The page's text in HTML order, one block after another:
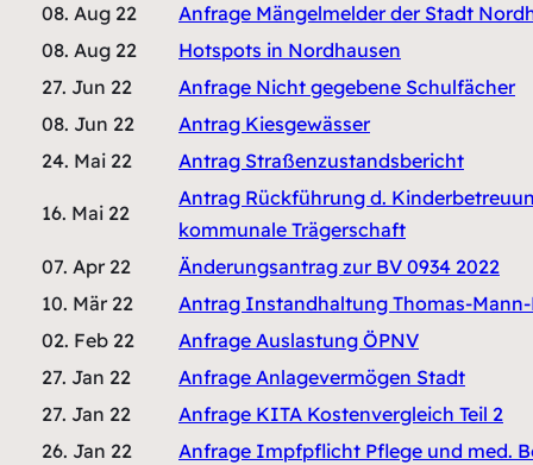
08. Aug 22
Anfrage Mängelmelder der Stadt
08. Aug 22
Hotspots in Nordhausen
27. Jun 22
Anfrage Nicht gegebene Schulfächer
08. Jun 22
Antrag Kiesgewässer
24. Mai 22
Antrag Straßenzustandsbericht
16. Mai 22
Antrag Rückführung d.
kommunale Trägerschaft
07. Apr 22
Änderungsantrag zur BV 0934 2022
10. Mär 22
Antrag Instandhaltung Thomas-
02. Feb 22
Anfrage Auslastung ÖPNV
27. Jan 22
Anfrage Anlagevermögen Stadt
27. Jan 22
Anfrage KITA Kostenvergleich Teil 2
26. Jan 22
Anfrage Impfpflicht Pflege und med.